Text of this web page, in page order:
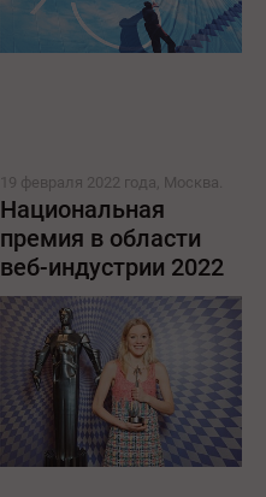
19 февраля 2022 года, Москва.
Национальная
премия в области
веб-индустрии 2022